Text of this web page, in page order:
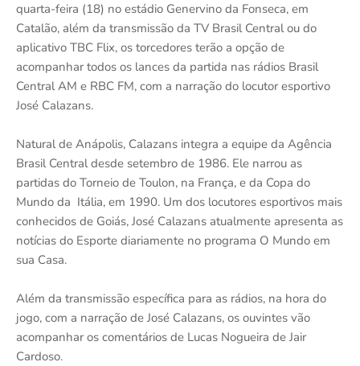
quarta-feira (18) no estádio Genervino da Fonseca, em
Catalão, além da transmissão da TV Brasil Central ou do
aplicativo TBC Flix, os torcedores terão a opção de
acompanhar todos os lances da partida nas rádios Brasil
Central AM e RBC FM, com a narração do locutor esportivo
José Calazans.
Natural de Anápolis, Calazans integra a equipe da Agência
Brasil Central desde setembro de 1986. Ele narrou as
partidas do Torneio de Toulon, na França, e da Copa do
Mundo da Itália, em 1990. Um dos locutores esportivos mais
conhecidos de Goiás, José Calazans atualmente apresenta as
notícias do Esporte diariamente no programa O Mundo em
sua Casa.
Além da transmissão específica para as rádios, na hora do
jogo, com a narração de José Calazans, os ouvintes vão
acompanhar os comentários de Lucas Nogueira de Jair
Cardoso.